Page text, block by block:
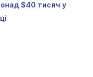
$40 тисяч у